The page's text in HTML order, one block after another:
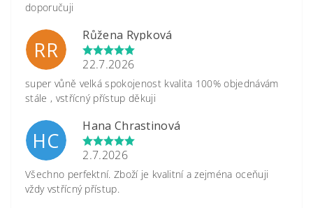
doporučuji
RR
Růžena Rypková
22.7.2026
super vůně velká spokojenost kvalita 100% objednávám
stále , vstřícný přístup děkuji
HC
Hana Chrastinová
2.7.2026
Všechno perfektní. Zboží je kvalitní a zejména oceňuji
vždy vstřícný přístup.